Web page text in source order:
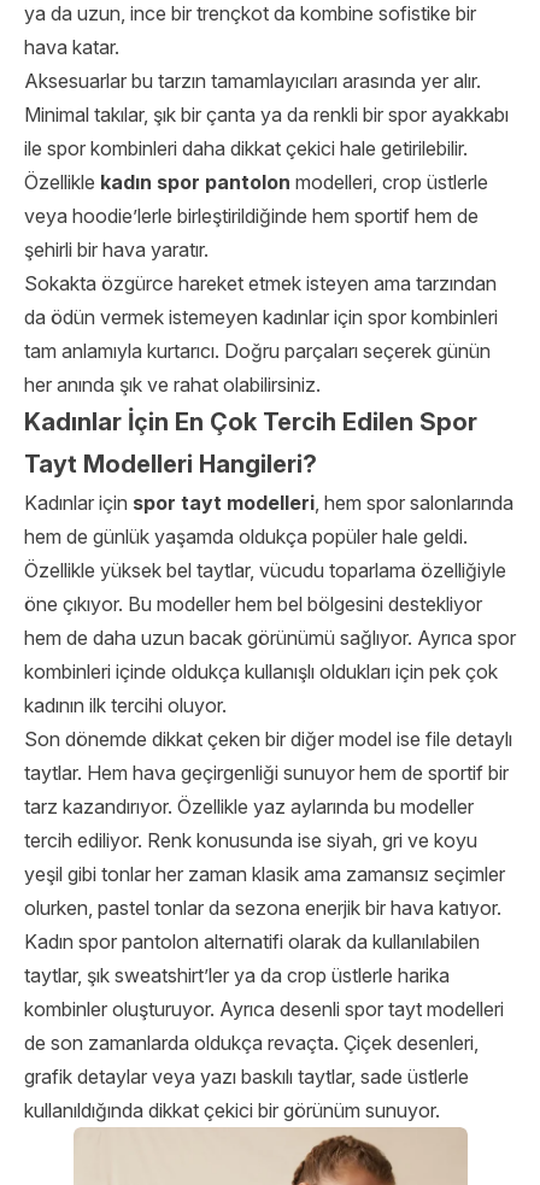
ya da uzun, ince bir trençkot da kombine sofistike bir
hava katar.
Aksesuarlar bu tarzın tamamlayıcıları arasında yer alır.
Minimal takılar, şık bir çanta ya da renkli bir spor ayakkabı
ile spor kombinleri daha dikkat çekici hale getirilebilir.
Özellikle kadın spor pantolon modelleri, crop üstlerle
veya hoodie’lerle birleştirildiğinde hem sportif hem de
şehirli bir hava yaratır.
Sokakta özgürce hareket etmek isteyen ama tarzından
da ödün vermek istemeyen kadınlar için spor kombinleri
tam anlamıyla kurtarıcı. Doğru parçaları seçerek günün
her anında şık ve rahat olabilirsiniz.
Kadınlar İçin En Çok Tercih Edilen Spor
Tayt Modelleri Hangileri?
Kadınlar için spor tayt modelleri, hem spor salonlarında
hem de günlük yaşamda oldukça popüler hale geldi.
Özellikle yüksek bel taytlar, vücudu toparlama özelliğiyle
öne çıkıyor. Bu modeller hem bel bölgesini destekliyor
hem de daha uzun bacak görünümü sağlıyor. Ayrıca spor
kombinleri içinde oldukça kullanışlı oldukları için pek çok
kadının ilk tercihi oluyor.
Son dönemde dikkat çeken bir diğer model ise file detaylı
taytlar. Hem hava geçirgenliği sunuyor hem de sportif bir
tarz kazandırıyor. Özellikle yaz aylarında bu modeller
tercih ediliyor. Renk konusunda ise siyah, gri ve koyu
yeşil gibi tonlar her zaman klasik ama zamansız seçimler
olurken, pastel tonlar da sezona enerjik bir hava katıyor.
Kadın spor pantolon alternatifi olarak da kullanılabilen
taytlar, şık sweatshirt’ler ya da crop üstlerle harika
kombinler oluşturuyor. Ayrıca desenli spor tayt modelleri
de son zamanlarda oldukça revaçta. Çiçek desenleri,
grafik detaylar veya yazı baskılı taytlar, sade üstlerle
kullanıldığında dikkat çekici bir görünüm sunuyor.